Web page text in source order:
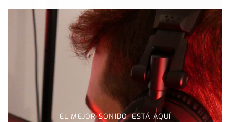
EL MEJOR SONIDO, ESTÁ AQUÍ